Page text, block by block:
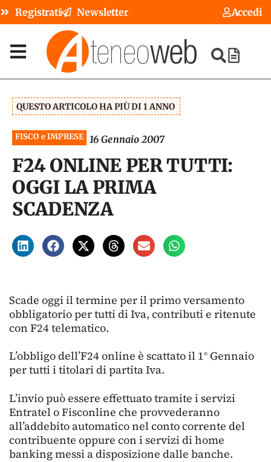
Registrati Newsletter Accedi
QUESTO ARTICOLO HA PIÙ DI 1 ANNO
FISCO e IMPRESE 16 Gennaio 2007
F24 ONLINE PER TUTTI:
OGGI LA PRIMA
SCADENZA
Scade oggi il termine per il primo versamento
obbligatorio per tutti di Iva, contributi e ritenute
con F24 telematico.
L’obbligo dell’F24 online è scattato il 1° Gennaio
per tutti i titolari di partita Iva.
L’invio può essere effettuato tramite i servizi
Entratel o Fisconline che provvederanno
all’addebito automatico nel conto corrente del
contribuente oppure con i servizi di home
banking messi a disposizione dalle banche.